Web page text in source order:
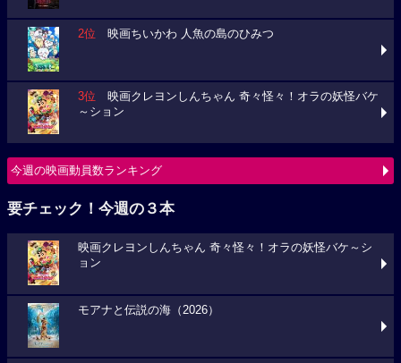
2位 映画ちいかわ 人魚の島のひみつ
3位 映画クレヨンしんちゃん 奇々怪々！オラの妖怪バケ
～ション
今週の映画動員数ランキング
要チェック！今週の３本
映画クレヨンしんちゃん 奇々怪々！オラの妖怪バケ～シ
ョン
モアナと伝説の海（2026）